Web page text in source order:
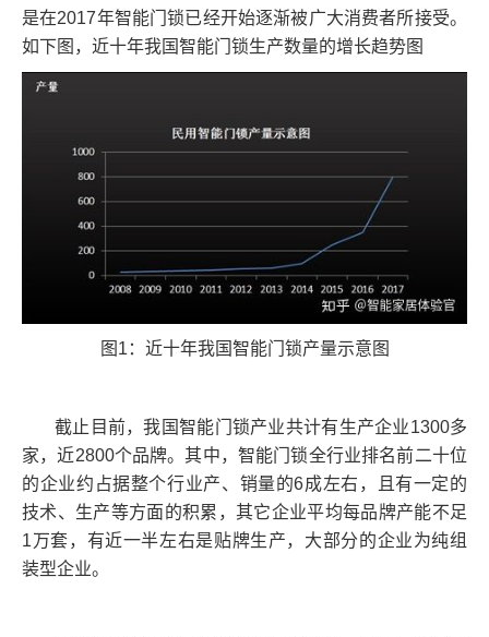
是在2017年智能门锁已经开始逐渐被广大消费者所接受。
如下图，近十年我国智能门锁生产数量的增长趋势图
图1：近十年我国智能门锁产量示意图
截止目前，我国智能门锁产业共计有生产企业1300多
家，近2800个品牌。其中，智能门锁全行业排名前二十位
的企业约占据整个行业产、销量的6成左右，且有一定的
技术、生产等方面的积累，其它企业平均每品牌产能不足
1万套，有近一半左右是贴牌生产，大部分的企业为纯组
装型企业。